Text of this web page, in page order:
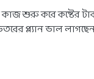
কাজ শুরু করে কষ্টের
প্ল্যান ভাল